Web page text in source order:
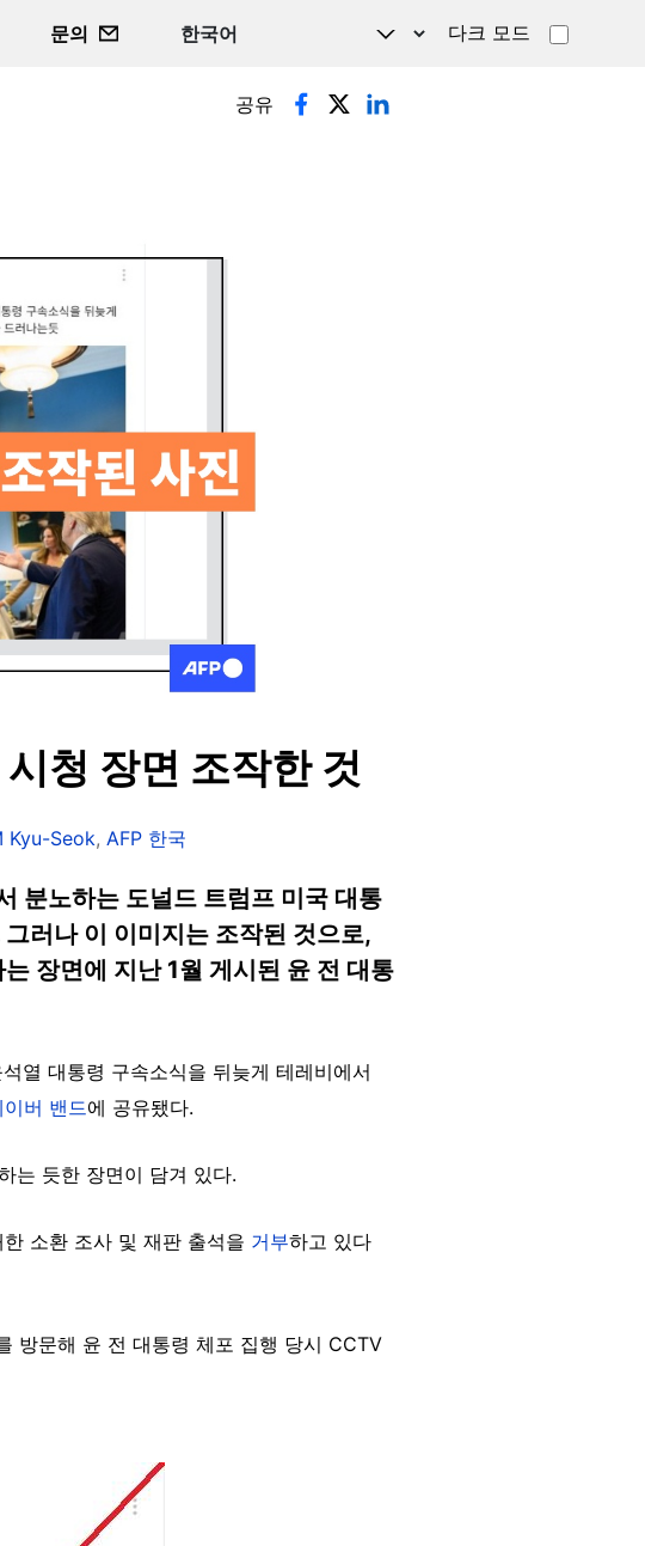
문의 다크 모드
공유
청 장면 조작한 것
Kyu-Seok, AFP 한국
분노하는 도널드 트럼프 미국 대통
러나 이 이미지는 조작된 것으로,
장면에 지난 1월 게시된 윤 전 대통
열 대통령 구속소식을 뒤늦게 테레비에서
이버 밴드에 공유됐다.
는 듯한 장면이 담겨 있다.
소환 조사 및 재판 출석을 거부하고 있다
방문해 윤 전 대통령 체포 집행 당시 CCTV